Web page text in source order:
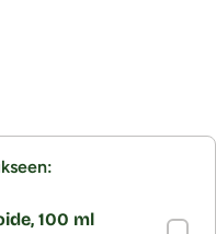
100 ml